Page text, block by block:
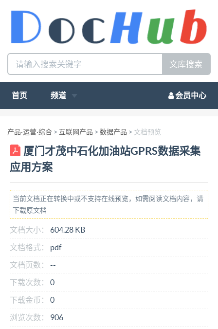
文库搜索
首页 频道 会员中心
产品·运营·综合 > 互联网产品 > 数据产品 > 文档预览
厦门才茂中石化加油站GPRS数据采集
应用方案
当前文档正在转换中或不支持在线预览，如需阅读文档内容，请
下载原文档
文档大小：
604.28 KB
文档格式：
pdf
文档页数：
--
下载次数：
0
下载金币：
0
浏览次数：
906